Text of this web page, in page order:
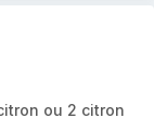
ou 2 citron